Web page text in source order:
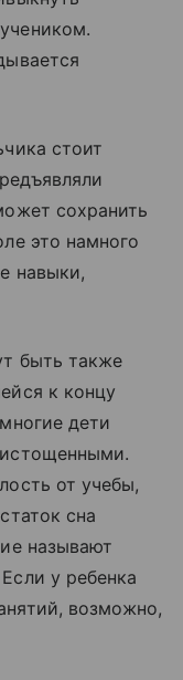
стоит
сохранить
это намного
навыки,
быть также
к концу
дети
истощенными.
от учебы,
сна
называют
у ребенка
возможно,